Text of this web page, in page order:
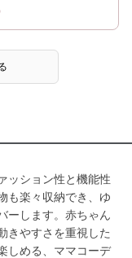
ッション性と機能性
も楽々収納でき、ゆ
ーします。赤ちゃん
きやすさを重視した
しめる、ママコーデ